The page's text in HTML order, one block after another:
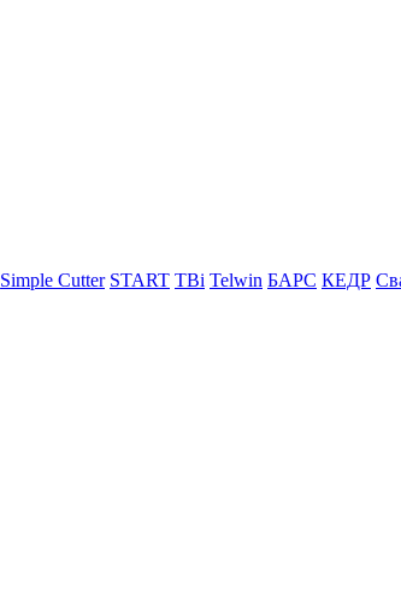
Simple Cutter START TBi Telwin БАРС КЕДР